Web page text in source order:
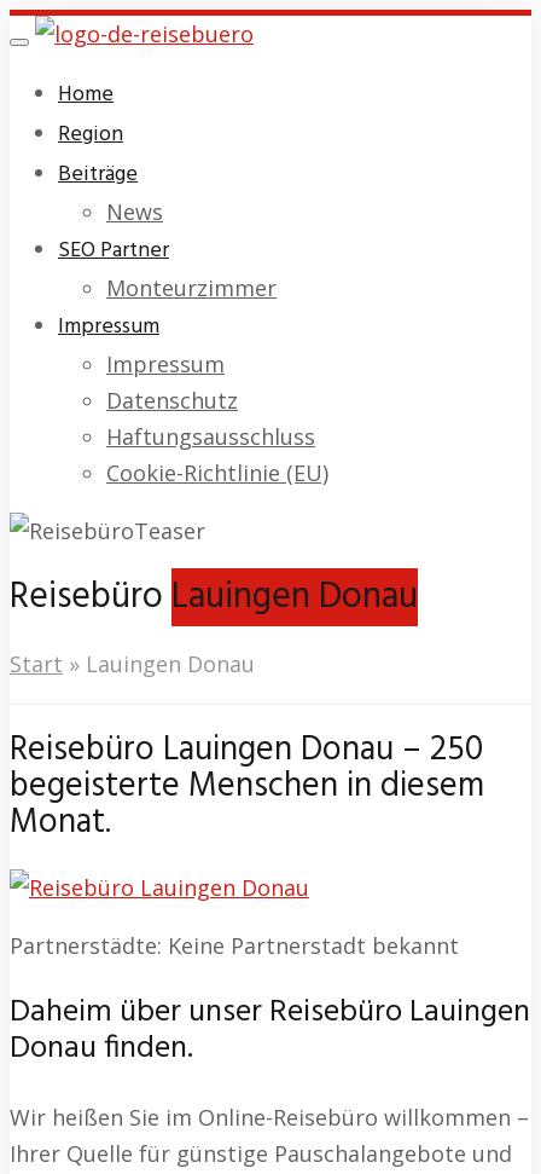
Skip
main
content
Toggle
Home
Region
Beiträge
News
SEO Partner
Monteurzimmer
Impressum
Impressum
Datenschutz
Haftungsausschluss
Cookie-Richtlinie (EU)
Reisebüro Lauingen Donau
Start » Lauingen Donau
Reisebüro Lauingen Donau – 250
begeisterte Menschen in diesem
Monat.
Partnerstädte: Keine Partnerstadt bekannt
Daheim über unser Reisebüro Lauingen
Donau finden.
Wir heißen Sie im Online-Reisebüro willkommen –
Ihrer Quelle für günstige Pauschalangebote und